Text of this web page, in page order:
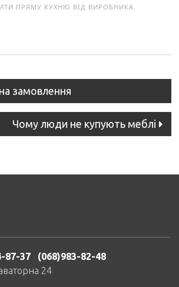
ПРЯМУ КУХНЮ ВІД ВИРОБНИКА.
на замовлення
Чому люди не купують меблі
87-37
(068)983-82-48
24